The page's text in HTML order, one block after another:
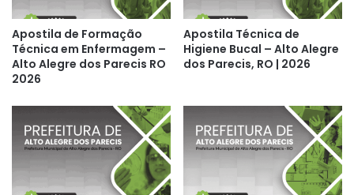
Apostila de Formação
Técnica em Enfermagem –
Alto Alegre dos Parecis RO
2026
Apostila Técnica de
Higiene Bucal – Alto Alegre
dos Parecis, RO | 2026